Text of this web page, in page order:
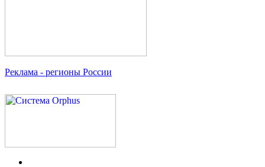
Реклама - регионы России